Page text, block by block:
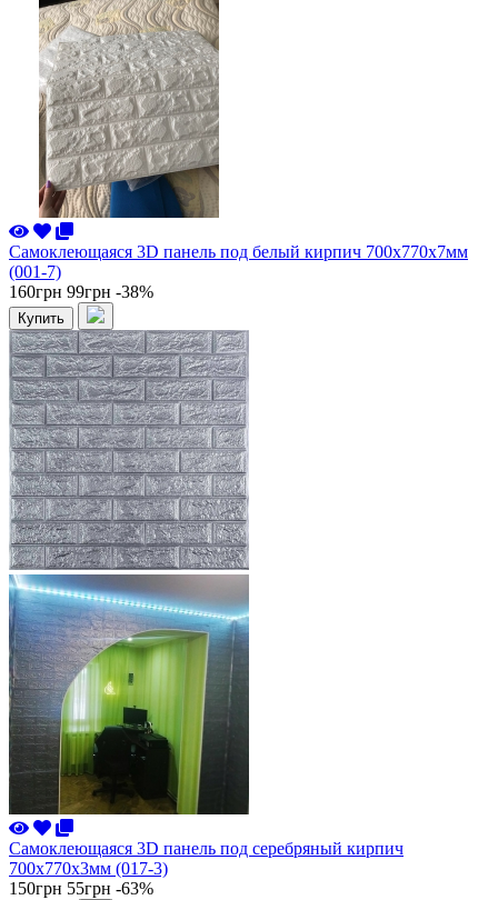
Самоклеющаяся 3D панель под белый кирпич 700x770x7мм
(001-7)
160грн 99грн -38%
Купить
Самоклеющаяся 3D панель под серебряный кирпич
700x770x3мм (017-3)
150грн 55грн -63%